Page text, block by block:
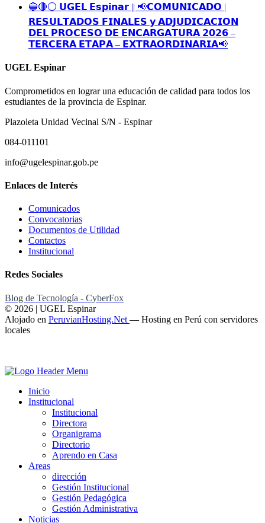
🔵🔴⚪️ 𝗨𝗚𝗘𝗟 𝗘𝘀𝗽𝗶𝗻𝗮𝗿 || 📢𝗖𝗢𝗠𝗨𝗡𝗜𝗖𝗔𝗗𝗢 |
𝗥𝗘𝗦𝗨𝗟𝗧𝗔𝗗𝗢𝗦 𝗙𝗜𝗡𝗔𝗟𝗘𝗦 𝘆 𝗔𝗗𝗝𝗨𝗗𝗜𝗖𝗔𝗖𝗜𝗢𝗡
𝗗𝗘𝗟 𝗣𝗥𝗢𝗖𝗘𝗦𝗢 𝗗𝗘 𝗘𝗡𝗖𝗔𝗥𝗚𝗔𝗧𝗨𝗥𝗔 𝟮𝟬𝟮𝟲 –
𝗧𝗘𝗥𝗖𝗘𝗥𝗔 𝗘𝗧𝗔𝗣𝗔 – 𝗘𝗫𝗧𝗥𝗔𝗢𝗥𝗗𝗜𝗡𝗔𝗥𝗜𝗔📢
UGEL Espinar
Comprometidos en lograr una educación de calidad para todos los
estudiantes de la provincia de Espinar.
Plazoleta Unidad Vecinal S/N - Espinar
084-011101
info@ugelespinar.gob.pe
Enlaces de Interés
Comunicados
Convocatorias
Documentos de Utilidad
Contactos
Institucional
Redes Sociales
Blog de Tecnología - CyberFox
© 2026 | UGEL Espinar
Alojado en PeruvianHosting.Net — Hosting en Perú con servidores
locales
Inicio
Institucional
Institucional
Directora
Organigrama
Directorio
Aprendo en Casa
Areas
dirección
Gestión Institucional
Gestión Pedagógica
Gestión Administrativa
Noticias